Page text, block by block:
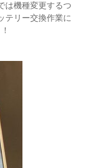
は機種変更するつ
テリー交換作業に